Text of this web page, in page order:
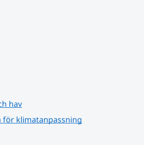
hav
för klimatanpassning